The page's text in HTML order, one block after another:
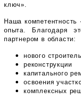
ключ».
Наша компетентность
опыта. Благодаря
партнером в области:
нового
реконструкции
капитального
освоения
комплексных